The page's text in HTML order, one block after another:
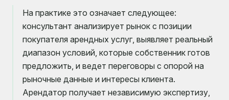
На практике это означает следующее:
консультант анализирует рынок с позиции
покупателя арендных услуг, выявляет реальный
диапазон условий, которые собственник готов
предложить, и ведет переговоры с опорой на
рыночные данные и интересы клиента.
Арендатор получает независимую экспертизу,